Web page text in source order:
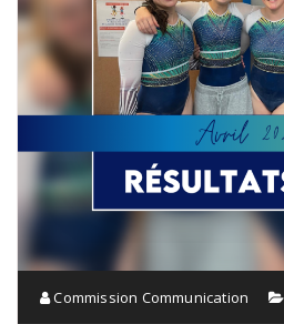
Commission Communication